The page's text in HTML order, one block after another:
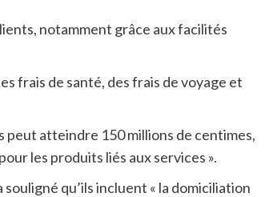
notamment grâce aux facilités
frais de santé, des frais de voyage et
peut atteindre 150 millions de centimes,
les produits liés aux services ».
qu’ils incluent « la domiciliation